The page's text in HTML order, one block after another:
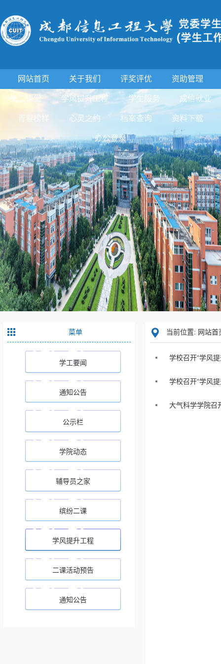
网站首页 关于我们 评奖评优 资助管理
第二课堂 学风提升工程 学生服务 成信就业
青春榜样 心灵之约 档案查询 资料下载
办公登录
菜单
学工要闻
通知公告
公示栏
学院动态
辅导员之家
缤纷二课
学风提升工程
二课活动预告
通知公告
当前位置: 网站
学校召开“学风
学校召开“学风
大气科学学院召